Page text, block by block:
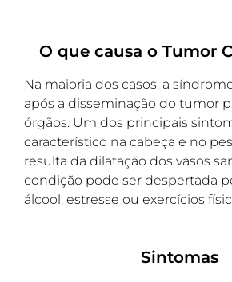
O que causa o Tumor
Na maioria dos casos, a
após a disseminação do tumor
órgãos. Um dos principais
característico na cabeça e no
resulta da dilatação dos vasos
condição pode ser despertada
álcool, estresse ou exercícios
Sintomas